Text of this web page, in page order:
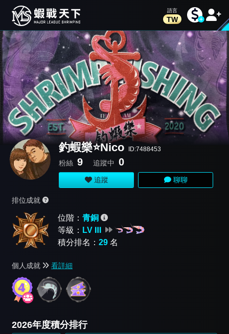
TW
釣蝦樂⭐️Nico ID:7488453
粉絲 9 追蹤中 0
追蹤 聊聊
排位成就
位階： 青銅
等級： LV Ⅲ
積分排名： 29 名
個人成就 看詳細
2026年度積分排行